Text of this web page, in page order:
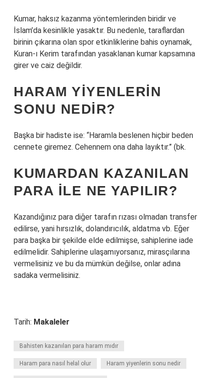
Kumar, haksız kazanma yöntemlerinden biridir ve
İslam’da kesinlikle yasaktır. Bu nedenle, taraflardan
birinin çıkarına olan spor etkinliklerine bahis oynamak,
Kuran-ı Kerim tarafından yasaklanan kumar kapsamına
girer ve caiz değildir.
HARAM YIYENLERIN
SONU NEDIR?
Başka bir hadiste ise: “Haramla beslenen hiçbir beden
cennete giremez. Cehennem ona daha layıktır.” (bk.
KUMARDAN KAZANILAN
PARA ILE NE YAPILIR?
Kazandığınız para diğer tarafın rızası olmadan transfer
edilirse, yani hırsızlık, dolandırıcılık, aldatma vb. Eğer
para başka bir şekilde elde edilmişse, sahiplerine iade
edilmelidir. Sahiplerine ulaşamıyorsanız, mirasçılarına
vermelisiniz ve bu da mümkün değilse, onlar adına
sadaka vermelisiniz.
Tarih: Makaleler
Bahisten kazanılan para haram mıdır
Haram para nasıl helal olur Haram yiyenlerin sonu nedir